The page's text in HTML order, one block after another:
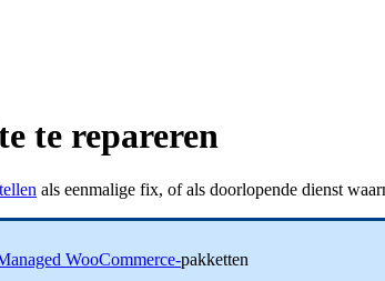
te repareren
als eenmalige fix, of als doorlopende dienst
WooCommerce-pakketten